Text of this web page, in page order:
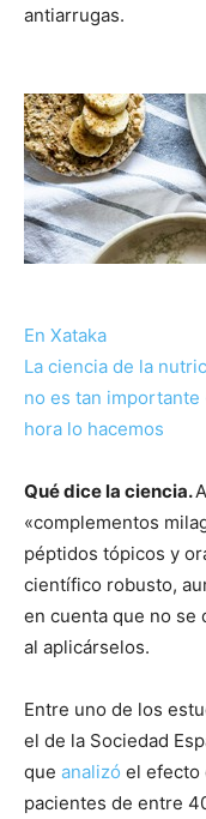
antiarrugas.
En Xataka
La ciencia de la
no es tan importante
hora lo hacemos
Qué dice la ciencia.
«complementos
péptidos tópicos y
científico robusto,
en cuenta que no se
al aplicárselos.
Entre uno de los
el de la Sociedad
que analizó el efecto
pacientes de entre